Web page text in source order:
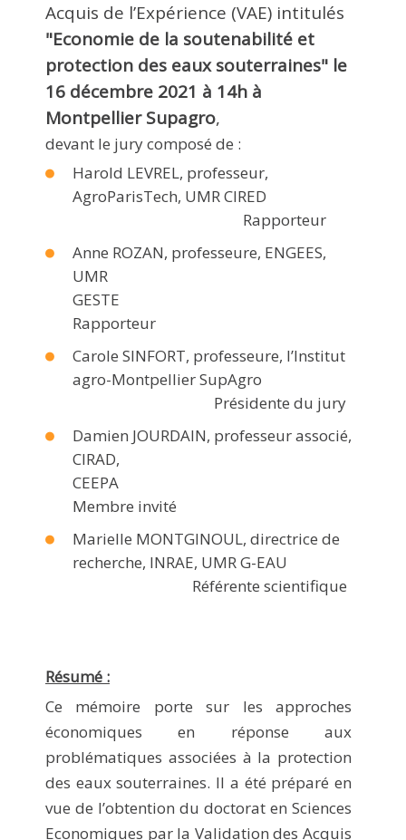
Acquis de l’Expérience (VAE) intitulés
"Economie de la soutenabilité et
protection des eaux souterraines" le
16 décembre 2021 à 14h à
Montpellier Supagro,
devant le jury composé de :
Harold LEVREL, professeur,
AgroParisTech, UMR CIRED
Rapporteur
Anne ROZAN, professeure, ENGEES,
UMR
GESTE
Rapporteur
Carole SINFORT, professeure, l’Institut
agro-Montpellier SupAgro
Présidente du jury
Damien JOURDAIN, professeur associé,
CIRAD,
CEEPA
Membre invité
Marielle MONTGINOUL, directrice de
recherche, INRAE, UMR G-EAU
Référente scientifique
Résumé :
Ce mémoire porte sur les approches
économiques en réponse aux
problématiques associées à la protection
des eaux souterraines. Il a été préparé en
vue de l’obtention du doctorat en Sciences
Economiques par la Validation des Acquis